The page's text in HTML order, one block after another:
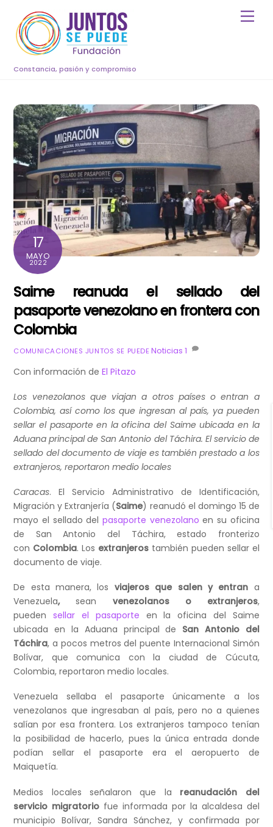
content
Constancia, pasión y compromiso
17
MAYO
2022
Saime reanuda el sellado del
pasaporte venezolano en frontera con
Colombia
COMUNICACIONES JUNTOS SE PUEDE Noticias 1
Con información deEl Pitazo
Los venezolanos que viajan a otros países o entran a
Colombia, así como los que ingresan al país, ya pueden
sellar el pasaporte en la oficina del Saime ubicada en la
Aduana principal de San Antonio del Táchira. El servicio de
sellado del documento de viaje es también prestado a los
extranjeros, reportaron medio locales
Caracas. El Servicio Administrativo de Identificación,
Migración y Extranjería (Saime) reanudó el domingo 15 de
mayo el sellado del pasaporte venezolanoen su oficina
de San Antonio del Táchira, estado fronterizo
con Colombia. Los extranjeros también pueden sellar el
documento de viaje.
De esta manera, los viajeros que salen y entran a
Venezuela,sean venezolanos o extranjeros,
puedensellar el pasaporte en la oficina del Saime
ubicada en la Aduana principal de San Antonio del
Táchira, a pocos metros del puente Internacional Simón
Bolívar, que comunica con la ciudad de Cúcuta,
Colombia, reportaron medio locales.
Venezuela sellaba el pasaporte únicamente a los
venezolanos que ingresaban al país, pero no a quienes
salían por esa frontera. Los extranjeros tampoco tenían
la posibilidad de hacerlo, pues la única entrada donde
podían sellar el pasaporte era el aeropuerto de
Maiquetía.
Medios locales señalaron que la reanudación del
servicio migratorio fue informada por la alcaldesa del
municipio Bolívar, Sandra Sánchez, y confirmada por